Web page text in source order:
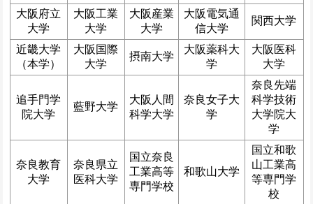
大阪府立
大学
大阪工業
大学
大阪産業
大学
大阪電気通
信大学
関西大学
近畿大学
（本学）
大阪国際
大学
摂南大学
大阪薬科大
学
大阪医科
大学
追手門学
院大学
藍野大学
大阪人間
科学大学
奈良女子大
学
奈良先端
科学技術
大学院大
学
奈良教育
大学
奈良県立
医科大学
国立奈良
工業高等
専門学校
和歌山大学
国立和歌
山工業高
等専門学
校